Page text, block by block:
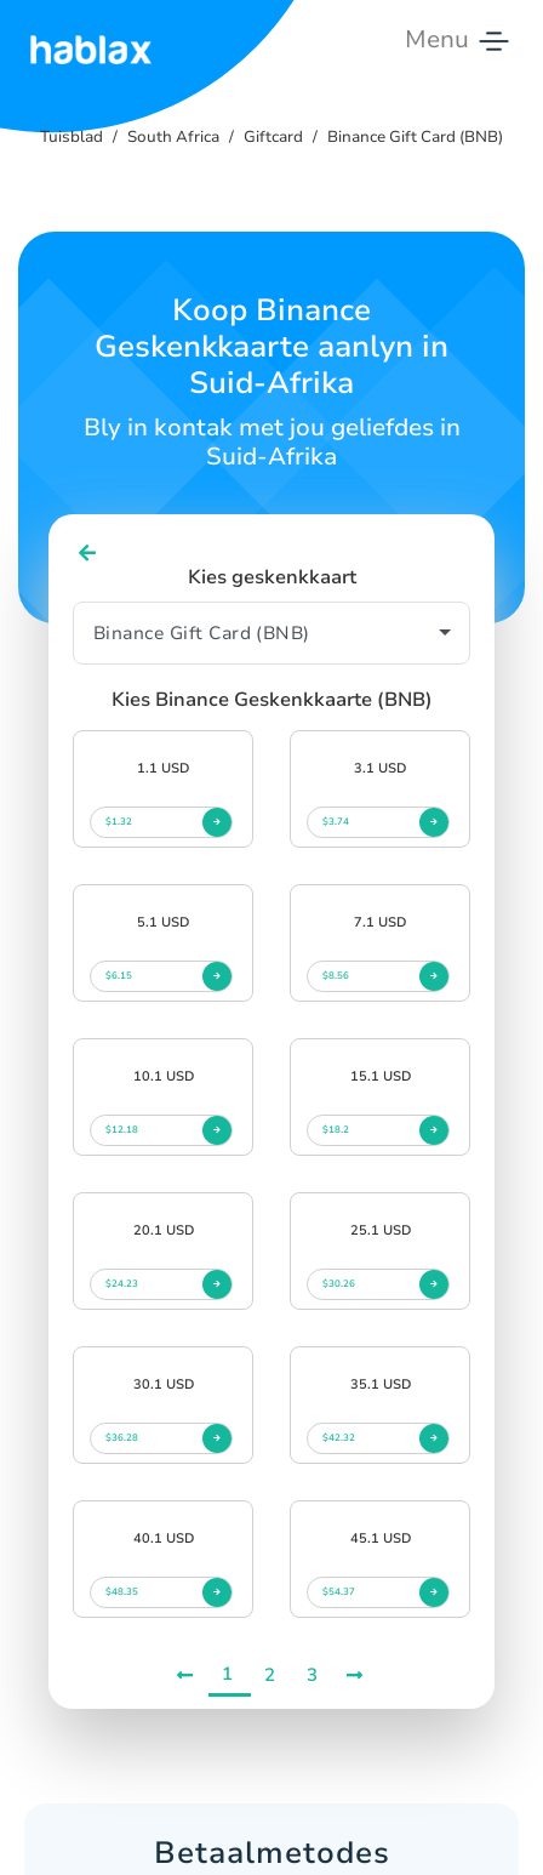
Menu
Tariewe
Kontak
Tuisblad South Africa Giftcard Binance Gift Card (BNB)
Koop Binance
Geskenkkaarte aanlyn in
Suid-Afrika
Bly in kontak met jou geliefdes in
Suid-Afrika
Kies geskenkkaart
Kies Binance Geskenkkaarte (BNB)
1.1 USD
$1.32
3.1 USD
$3.74
5.1 USD
$6.15
7.1 USD
$8.56
10.1 USD
$12.18
15.1 USD
$18.2
20.1 USD
$24.23
25.1 USD
$30.26
30.1 USD
$36.28
35.1 USD
$42.32
40.1 USD
$48.35
45.1 USD
$54.37
1 2 3
Betaalmetodes